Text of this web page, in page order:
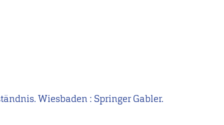
Wiesbaden : Springer Gabler.